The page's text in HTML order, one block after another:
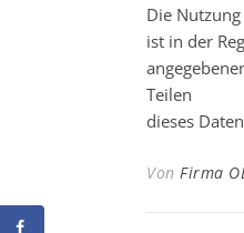
Die
ist in der
Teilen
dieses
Von Firma